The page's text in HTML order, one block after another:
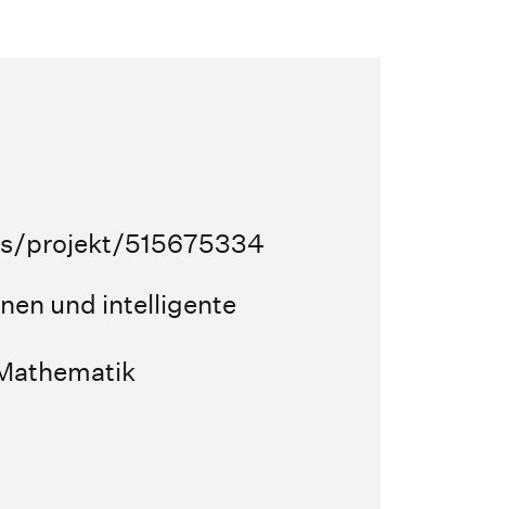
projekt/515675334
und intelligente